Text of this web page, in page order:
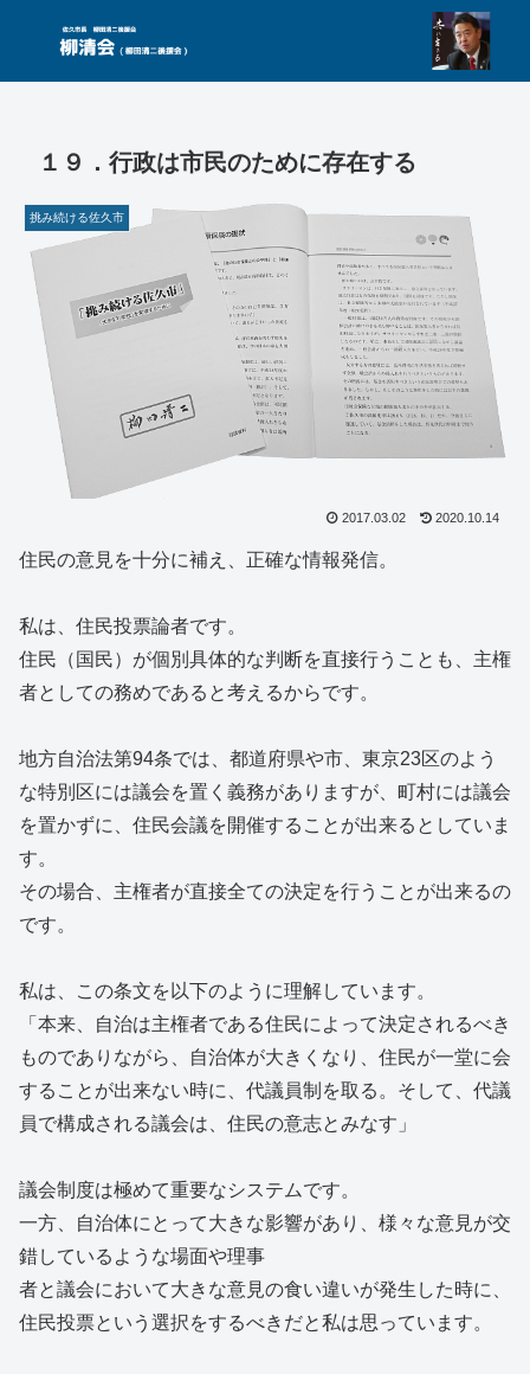
１９．行政は市民のために存在する
挑み続ける佐久市
2017.03.02 2020.10.14
住民の意見を十分に補え、正確な情報発信。
私は、住民投票論者です。
住民（国民）が個別具体的な判断を直接行うことも、主権
者としての務めであると考えるからです。
地方自治法第94条では、都道府県や市、東京23区のよう
な特別区には議会を置く義務がありますが、町村には議会
を置かずに、住民会議を開催することが出来るとしていま
す。
その場合、主権者が直接全ての決定を行うことが出来るの
です。
私は、この条文を以下のように理解しています。
「本来、自治は主権者である住民によって決定されるべき
ものでありながら、自治体が大きくなり、住民が一堂に会
することが出来ない時に、代議員制を取る。そして、代議
員で構成される議会は、住民の意志とみなす」
議会制度は極めて重要なシステムです。
一方、自治体にとって大きな影響があり、様々な意見が交
錯しているような場面や理事
者と議会において大きな意見の食い違いが発生した時に、
住民投票という選択をするべきだと私は思っています。